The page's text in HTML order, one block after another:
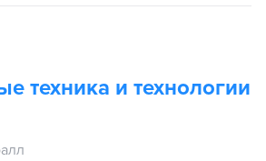
техника и технологии